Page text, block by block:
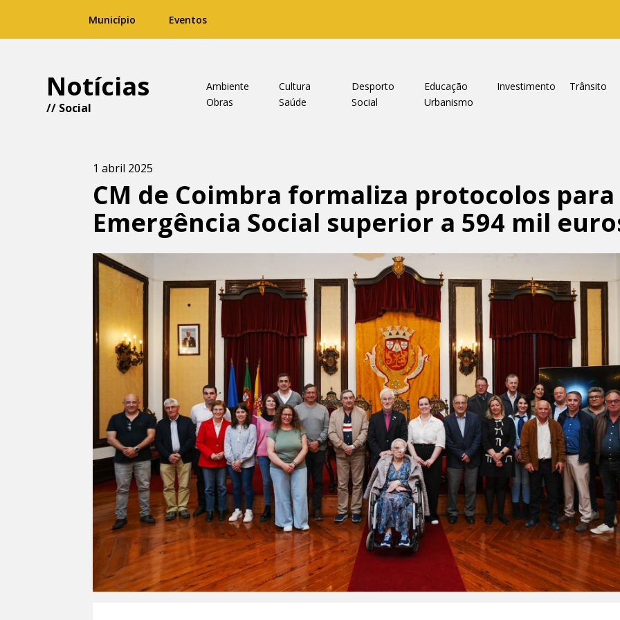
Município Eventos
Notícias
// Social
Ambiente Cultura Desporto Educação Investimento
Trânsito
Obras
Saúde Social Urbanismo
1 abril 2025
CM de Coimbra formaliza protocolos
Emergência Social superior a 594 mil